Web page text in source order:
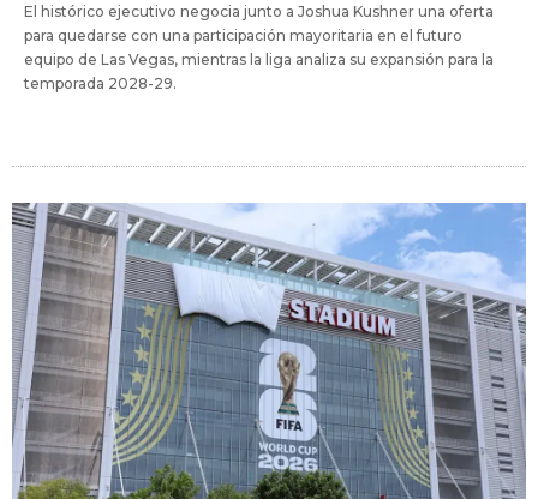
El histórico ejecutivo negocia junto a Joshua Kushner una oferta
para quedarse con una participación mayoritaria en el futuro
equipo de Las Vegas, mientras la liga analiza su expansión para la
temporada 2028-29.